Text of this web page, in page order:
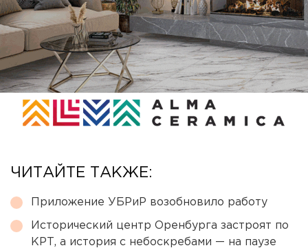
ЧИТАЙТЕ ТАКЖЕ:
Приложение УБРиР возобновило работу
Исторический центр Оренбурга застроят по
КРТ, а история с небоскребами — на паузе